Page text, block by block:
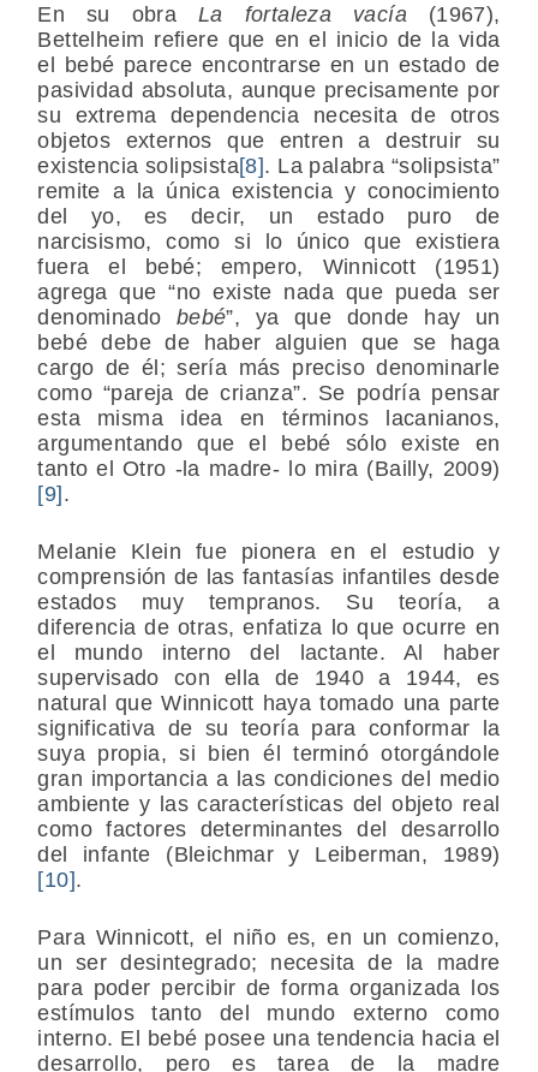
En su obra La fortaleza vacía (1967),
Bettelheim refiere que en el inicio de la vida
el bebé parece encontrarse en un estado de
pasividad absoluta, aunque precisamente por
su extrema dependencia necesita de otros
objetos externos que entren a destruir su
existencia solipsista[8]. La palabra “solipsista”
remite a la única existencia y conocimiento
del yo, es decir, un estado puro de
narcisismo, como si lo único que existiera
fuera el bebé; empero, Winnicott (1951)
agrega que “no existe nada que pueda ser
denominado bebé”, ya que donde hay un
bebé debe de haber alguien que se haga
cargo de él; sería más preciso denominarle
como “pareja de crianza”. Se podría pensar
esta misma idea en términos lacanianos,
argumentando que el bebé sólo existe en
tanto el Otro -la madre- lo mira (Bailly, 2009)
[9].
Melanie Klein fue pionera en el estudio y
comprensión de las fantasías infantiles desde
estados muy tempranos. Su teoría, a
diferencia de otras, enfatiza lo que ocurre en
el mundo interno del lactante. Al haber
supervisado con ella de 1940 a 1944, es
natural que Winnicott haya tomado una parte
significativa de su teoría para conformar la
suya propia, si bien él terminó otorgándole
gran importancia a las condiciones del medio
ambiente y las características del objeto real
como factores determinantes del desarrollo
del infante (Bleichmar y Leiberman, 1989)
[10].
Para Winnicott, el niño es, en un comienzo,
un ser desintegrado; necesita de la madre
para poder percibir de forma organizada los
estímulos tanto del mundo externo como
interno. El bebé posee una tendencia hacia el
desarrollo, pero es tarea de la madre